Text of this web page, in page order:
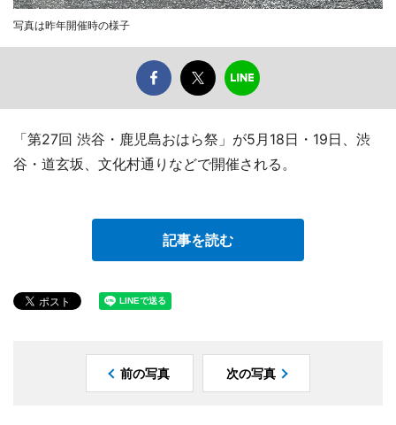
写真は昨年開催時の様子
「第27回 渋谷・鹿児島おはら祭」が5月18日・19日、渋
谷・道玄坂、文化村通りなどで開催される。
記事を読む
前の写真 次の写真